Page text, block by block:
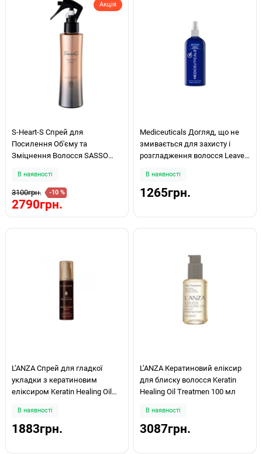
Акція
S-Heart-S Спрей для
Посилення Об'єму та
Зміцнення Волосся SASSO
В наявності
3100грн. -10 %
2790грн.
Mediceuticals Догляд, що не
змивається для захисту і
розгладження волосся Leave-
В наявності
1265грн.
LʼANZA Спрей для гладкої
укладки з кератиновим
еліксиром Keratin Healing Oil
В наявності
1883грн.
LʼANZA Кератиновий еліксир
для блиску волосся Keratin
Healing Oil Treatmen 100 мл
В наявності
3087грн.